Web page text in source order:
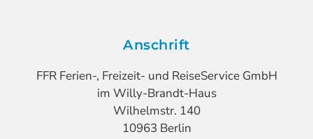
Anschrift
FFR Ferien-, Freizeit- und ReiseService GmbH
im Willy-Brandt-Haus
Wilhelmstr. 140
10963 Berlin